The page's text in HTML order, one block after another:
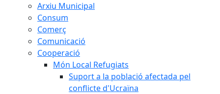
Arxiu Municipal
Consum
Comerç
Comunicació
Cooperació
Món Local Refugiats
Suport a la població afectada pel
conflicte d'Ucraïna